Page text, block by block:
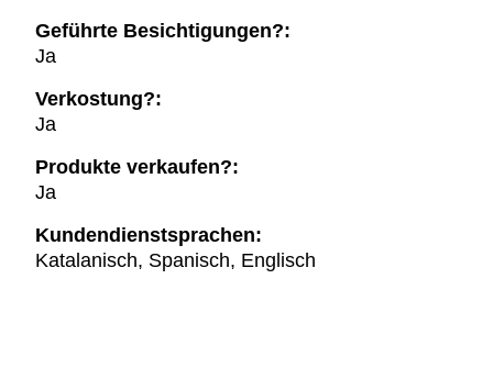
Geführte Besichtigungen?:
Ja
Verkostung?:
Ja
Produkte verkaufen?:
Ja
Kundendienstsprachen:
Katalanisch, Spanisch, Englisch